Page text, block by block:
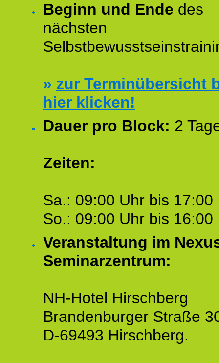
Beginn und Ende des
nächsten
» zur Terminübersicht
hier klicken!
Dauer pro Block: 2
Zeiten:
Sa.: 09:00 Uhr bis 17:00
So.: 09:00 Uhr bis 16:00
Veranstaltung im
Seminarzentrum:
NH-Hotel Hirschberg
Brandenburger Straße
D-69493 Hirschberg.